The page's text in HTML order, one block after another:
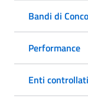
Bandi di
Performance
Enti controllati